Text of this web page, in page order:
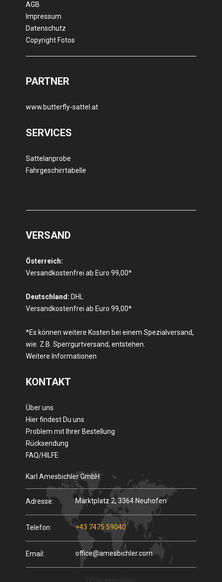
AGB
Impressum
Datenschutz
Copyright Fotos
PARTNER
www.butterfly-sattel.at
SERVICES
Sattelanprobe
Fahrgeschirrtabelle
VERSAND
Österreich:
Versandkostenfrei ab Euro 99,00*
Deutschland: DHL
Versandkostenfrei ab Euro 99,00*
*Es können weitere Kosten bei einem Spezialversand,
wie. Z.B. Sperrgurtversand, entstehen.
Weitere Informationen
KONTAKT
Über uns
Hier findest Du uns
Problem mit Ihrer Bestellung
Rücksendung
FAQ/HILFE
Karl Amesbichler GmbH
Adresse: Marktplatz 2, 3364 Neuhofen
Telefon: +43 7475 59040
Email: office@amesbichler.com